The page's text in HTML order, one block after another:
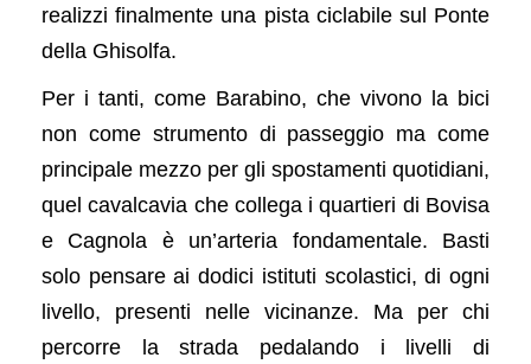
realizzi finalmente una pista ciclabile sul Ponte
della Ghisolfa.
Per i tanti, come Barabino, che vivono la bici
non come strumento di passeggio ma come
principale mezzo per gli spostamenti quotidiani,
quel cavalcavia che collega i quartieri di Bovisa
e Cagnola è un’arteria fondamentale. Basti
solo pensare ai dodici istituti scolastici, di ogni
livello, presenti nelle vicinanze. Ma per chi
percorre la strada pedalando i livelli di